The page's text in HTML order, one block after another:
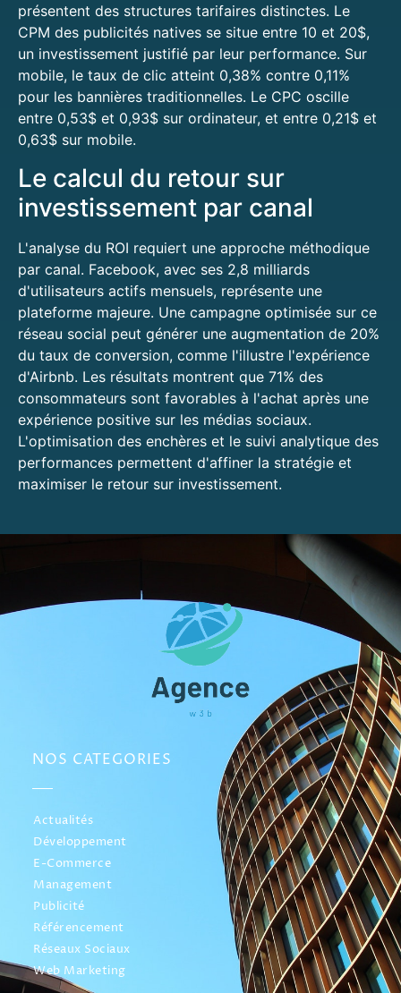
présentent des structures tarifaires distinctes. Le
CPM des publicités natives se situe entre 10 et 20$,
un investissement justifié par leur performance. Sur
mobile, le taux de clic atteint 0,38% contre 0,11%
pour les bannières traditionnelles. Le CPC oscille
entre 0,53$ et 0,93$ sur ordinateur, et entre 0,21$ et
0,63$ sur mobile.
Le calcul du retour sur
investissement par canal
L'analyse du ROI requiert une approche méthodique
par canal. Facebook, avec ses 2,8 milliards
d'utilisateurs actifs mensuels, représente une
plateforme majeure. Une campagne optimisée sur ce
réseau social peut générer une augmentation de 20%
du taux de conversion, comme l'illustre l'expérience
d'Airbnb. Les résultats montrent que 71% des
consommateurs sont favorables à l'achat après une
expérience positive sur les médias sociaux.
L'optimisation des enchères et le suivi analytique des
performances permettent d'affiner la stratégie et
maximiser le retour sur investissement.
NOS CATEGORIES
Actualités
Développement
E-Commerce
Management
Publicité
Référencement
Réseaux Sociaux
Web Marketing